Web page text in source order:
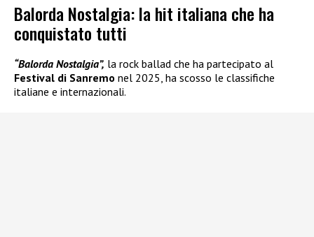
Balorda Nostalgia: la hit italiana che ha
conquistato tutti
“Balorda Nostalgia”, la rock ballad che ha partecipato al
Festival di Sanremo nel 2025, ha scosso le classifiche
italiane e internazionali.